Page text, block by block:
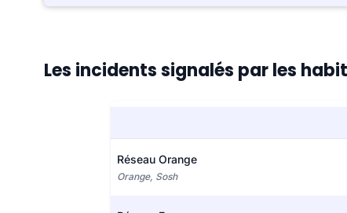
Les incidents signalés par les
Réseau Orange
Orange, Sosh